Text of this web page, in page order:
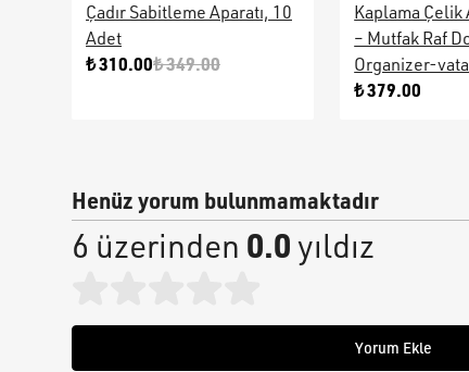
Çadır Sabitleme Aparatı, 10
Adet
₺ 310.00₺ 349.00
Kaplama Çelik
– Mutfak Raf
Organizer-
₺ 379.00
Henüz yorum bulunmamaktadır
6 üzerinden 0.0yıldız
Yorum Ekle